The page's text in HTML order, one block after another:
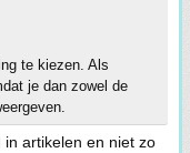
te kiezen. Als
je dan zowel de
artikelen en niet zo